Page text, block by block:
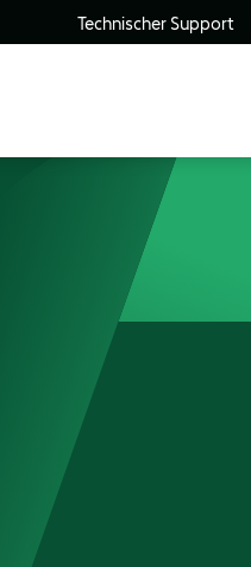
Technischer Support